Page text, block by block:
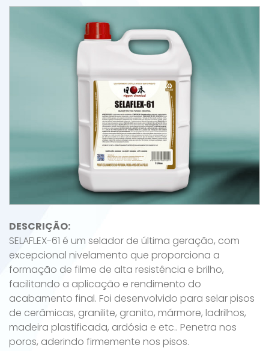
DESCRIÇÃO:
SELAFLEX-61 é um selador de última geração, com
excepcional nivelamento que proporciona a
formação de filme de alta resistência e brilho,
facilitando a aplicação e rendimento do
acabamento final. Foi desenvolvido para selar pisos
de cerâmicas, granilite, granito, mármore, ladrilhos,
madeira plastificada, ardósia e etc.. Penetra nos
poros, aderindo firmemente nos pisos.